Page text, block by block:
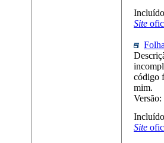
Site
código
mim.
Site